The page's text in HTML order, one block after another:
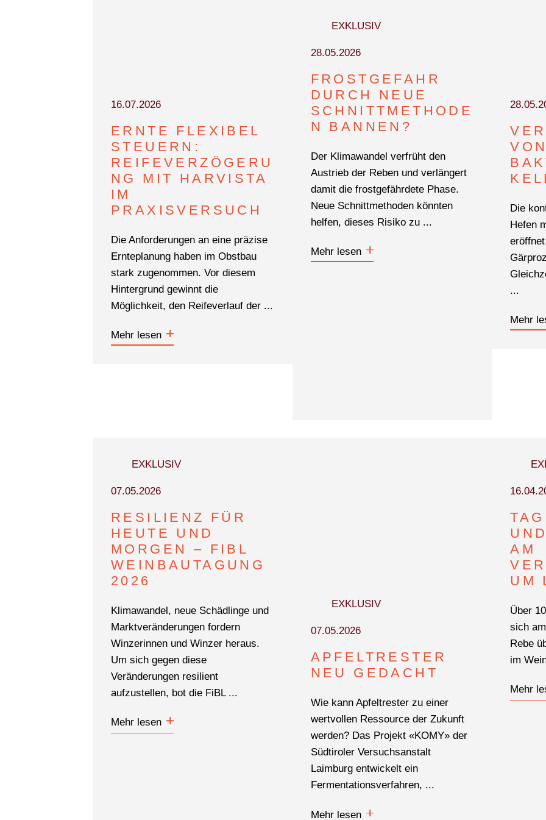
PUBLIREPORTAGEN
16.07.2026
ERNTE FLEXIBEL
STEUERN:
REIFEVERZÖGERU
NG MIT HARVISTA
IM
PRAXISVERSUCH
Die Anforderungen an eine präzise
Ernteplanung haben im Obstbau
stark zugenommen. Vor diesem
Hintergrund gewinnt die
Möglichkeit, den Reifeverlauf der ...
Mehr lesen
EXKLUSIV
28.05.2026
FROSTGEFAHR
DURCH NEUE
SCHNITTMETHODE
N BANNEN?
Der Klimawandel verfrüht den
Austrieb der Reben und verlängert
damit die frostgefährdete Phase.
Neue Schnittmethoden könnten
helfen, dieses Risiko zu ...
Mehr lesen
Die
Hefen
...
Mehr
EXKLUSIV
07.05.2026
RESILIENZ FÜR
HEUTE UND
MORGEN – FIBL
WEINBAUTAGUNG
2026
Klimawandel, neue Schädlinge und
Marktveränderungen fordern
Winzerinnen und Winzer heraus.
Um sich gegen diese
Veränderungen resilient
aufzustellen, bot die FiBL ...
Mehr lesen
EXKLUSIV
07.05.2026
APFELTRESTER
NEU GEDACHT
Wie kann Apfeltrester zu einer
wertvollen Ressource der Zukunft
werden? Das Projekt «KOMY» der
Südtiroler Versuchsanstalt
Laimburg entwickelt ein
Fermentationsverfahren, ...
Mehr lesen
AM
UM
Über
sich
Rebe
im
Mehr
WONACH SUCHEN SIE?